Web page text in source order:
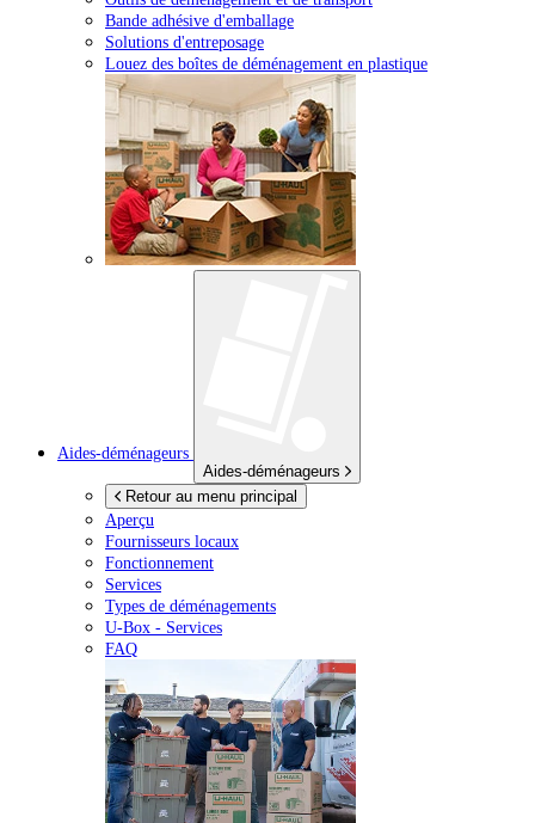
Bande adhésive d'emballage
Solutions d'entreposage
Louez des boîtes de déménagement en plastique
Aides-déménageurs
Aides-déménageurs
Retour au menu principal
Aperçu
Fournisseurs locaux
Fonctionnement
Services
Types de déménagements
U-Box - Services
FAQ